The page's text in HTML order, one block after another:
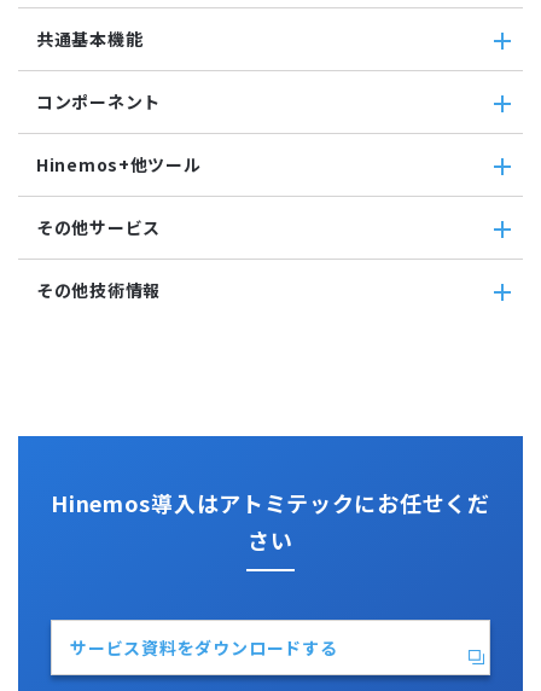
SQL監視
SNMPTRAP監視
SNMP監視
HTTPシナリオ監視
Hinemosエージェント監視
Windowsイベント監視
サービス・ポート監視
リソース監視
プロセス監視
ファイルチェックジョブ
監視ジョブ
承認ジョブ
Grafana
ユーティリティ機能
レポーティング
ノードマップ
Hinemosインシデントダッシュボード
メッセージフィルタ
Hinemosセキュリティオプション
共通基本機能
セルフチェック
メンテナンス
通知
アカウント
カレンダ
コンポーネント
Hinemosエージェント
Hinemosクライアント
Hinemosマネージャ
Hinemos+他ツール
google apps
teams
slack
その他サービス
CloudGate UNO
その他技術情報
Hinemos導入はアトミテックにお任せくだ
さい
サービス資料をダウンロードする